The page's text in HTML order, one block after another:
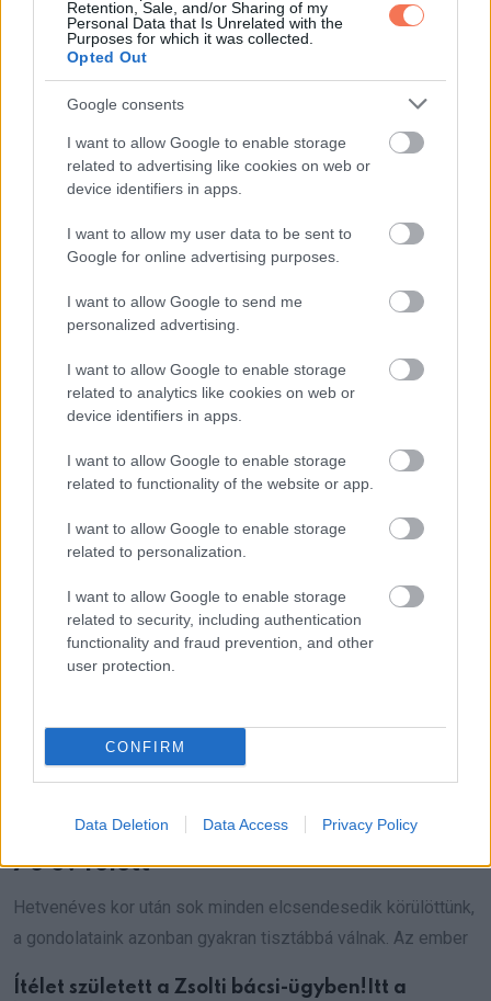
Retention, Sale, and/or Sharing of my
Personal Data that Is Unrelated with the
Purposes for which it was collected.
Opted Out
Google consents
I want to allow Google to enable storage
related to advertising like cookies on web or
device identifiers in apps.
I want to allow my user data to be sent to
Google for online advertising purposes.
I want to allow Google to send me
personalized advertising.
I want to allow Google to enable storage
related to analytics like cookies on web or
device identifiers in apps.
I want to allow Google to enable storage
related to functionality of the website or app.
I want to allow Google to enable storage
related to personalization.
I want to allow Google to enable storage
related to security, including authentication
functionality and fraud prevention, and other
user protection.
CONFIRM
Data Deletion Data Access Privacy Policy
ÉLETMÓD,VICCEK
Igazság
LEGÚJABB POSZTOK:
Egészséges határok a kapcsolatokban
70 év felett
Hetvenéves kor után sok minden elcsendesedik körülöttünk,
a gondolataink azonban gyakran tisztábbá válnak. Az ember
Ítélet született a Zsolti bácsi-ügyben!Itt a